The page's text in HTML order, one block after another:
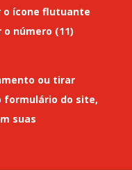
o ícone flutuante
número (11)
ou tirar
formulário do site,
suas